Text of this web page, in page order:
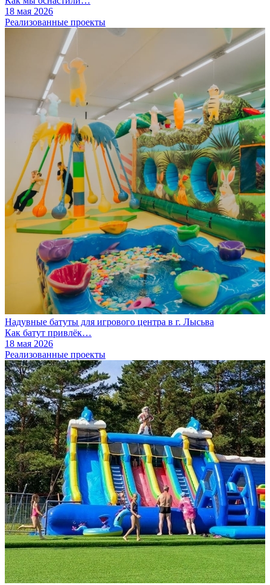
18 мая 2026
Реализованные проекты
Надувные батуты для игрового центра в г. Лысьва
Как батут привлёк…
18 мая 2026
Реализованные проекты